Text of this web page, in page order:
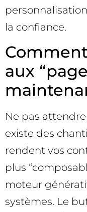
la confiance.
aux
Ne pas
existe des
rendent vos
plus
moteur
systèmes. Le